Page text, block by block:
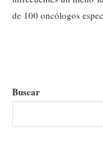
de 100 oncólogos
Buscar